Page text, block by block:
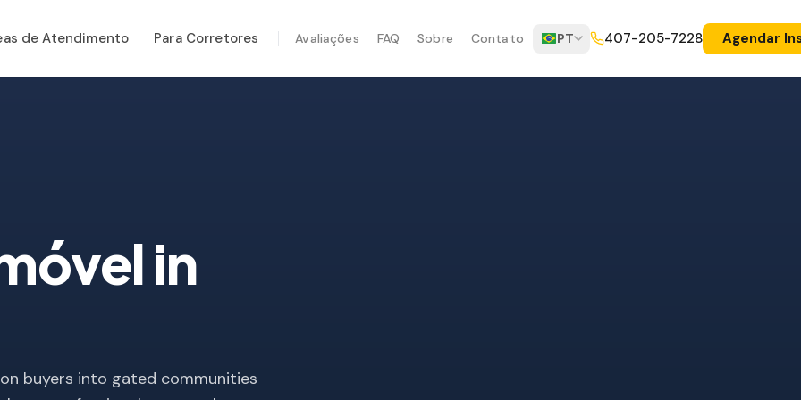
ESPECIALIZADOS
Pós-Furacão
de Cupim
de Atendimento Para Corretores Avaliações FAQ Sobre Contato PT 407-205-7228 Agendar
in
buyers into gated communities